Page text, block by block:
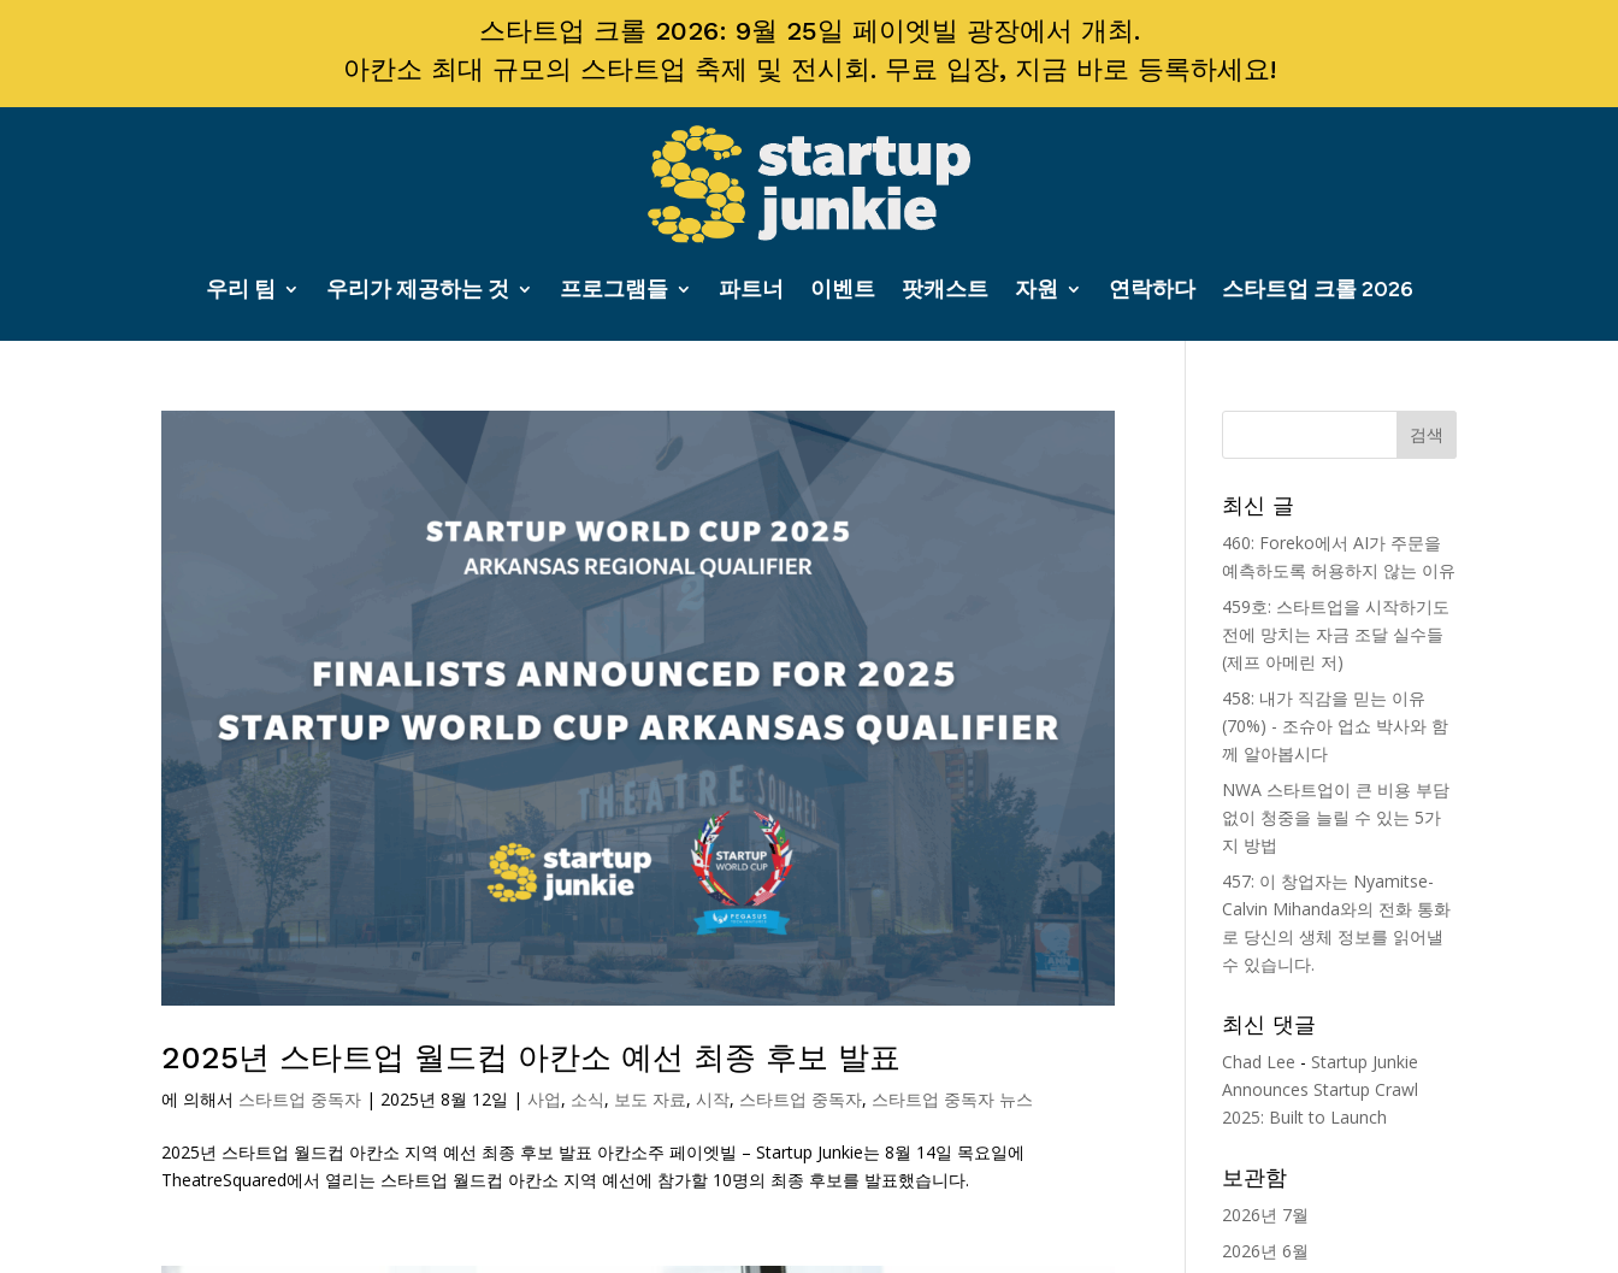
스타트업 크롤 2026: 9월 25일 페이엣빌 광장에서 개최.
아칸소 최대 규모의 스타트업 축제 및 전시회. 무료 입장, 지금 바로 등록하세요!
우리 팀 우리가 제공하는 것 프로그램들 파트너 이벤트 팟캐스트 자원 연락하다 스타트업 크롤 2026
2025년 스타트업 월드컵 아칸소 예선 최종 후보 발표
에 의해서 스타트업 중독자 | 2025년 8월 12일 |사업, 소식, 보도 자료,시작, 스타트업 중독자, 스타트업 중독자 뉴스
2025년 스타트업 월드컵 아칸소 지역 예선 최종 후보 발표 아칸소주 페이엣빌 – Startup Junkie는 8월 14일 목요일에
TheatreSquared에서 열리는 스타트업 월드컵 아칸소 지역 예선에 참가할 10명의 최종 후보를 발표했습니다.
최신 글
460: Foreko에서 AI가 주문을
예측하도록 허용하지 않는 이유
459호: 스타트업을 시작하기도
전에 망치는 자금 조달 실수들
(제프 아메린 저)
458: 내가 직감을 믿는 이유
(70%) - 조슈아 업쇼 박사와 함
께 알아봅시다
NWA 스타트업이 큰 비용 부담
없이 청중을 늘릴 수 있는 5가
지 방법
457: 이 창업자는 Nyamitse-
Calvin Mihanda와의 전화 통화
로 당신의 생체 정보를 읽어낼
수 있습니다.
최신 댓글
Chad Lee - Startup Junkie
Announces Startup Crawl
2025: Built to Launch
보관함
2026년 7월
2026년 6월